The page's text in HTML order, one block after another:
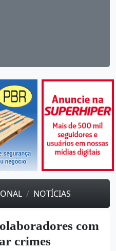
NOTÍCIAS
com
crimes